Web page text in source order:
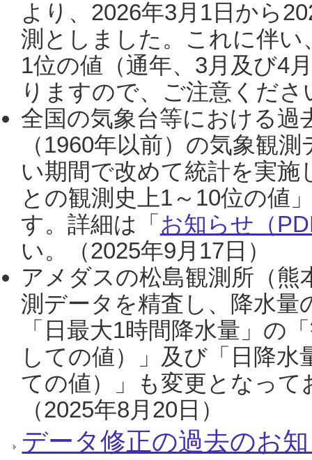
より、2026年3月1日から
測としました。これに伴い
1位の値（通年、3月及び4
りますので、ご注意くだ
全国の気象台等における過
（1960年以前）の気象観
い期間で改めて統計を実
との観測史上1～10位の値
す。詳細は「 お知らせ（
い。（2025年9月17日）
アメダスの松島観測所（熊
測データを精査し、降水
「日最大1時間降水量」の
しての値）」及び「日降
ての値）」も変更となっ
（2025年8月20日）
データ修正の過去のお